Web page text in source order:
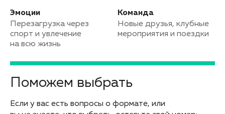
Эмоции
Перезагрузка через
спорт и увлечение
на всю жизнь
Команда
Новые друзья, клубные
мероприятия и поездки
Поможем выбрать
Если у вас есть вопросы о формате, или